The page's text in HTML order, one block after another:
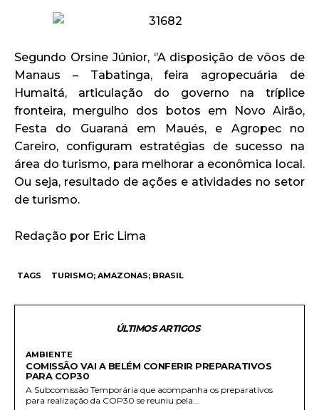
Segundo Orsine Júnior, ‘’A disposição de vôos de
Manaus – Tabatinga, feira agropecuária de
Humaitá, articulação do governo na tríplice
fronteira, mergulho dos botos em Novo Airão,
Festa do Guaraná em Maués, e Agropec no
Careiro, configuram estratégias de sucesso na
área do turismo, para melhorar a econômica local.
Ou seja, resultado de ações e atividades no setor
de turismo.
Redação por Eric Lima
TAGS TURISMO; AMAZONAS; BRASIL
ÚLTIMOS ARTIGOS
AMBIENTE
COMISSÃO VAI A BELÉM CONFERIR PREPARATIVOS
PARA COP30
A Subcomissão Temporária que acompanha os preparativos
para realização da COP30 se reuniu pela...